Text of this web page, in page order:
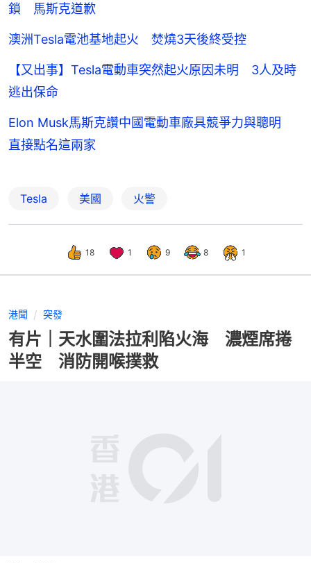
鎖 馬斯克道歉
澳洲Tesla電池基地起火 焚燒3天後終受控
【又出事】Tesla電動車突然起火原因未明 3人及時
逃出保命
Elon Musk馬斯克讚中國電動車廠具競爭力與聰明
直接點名這兩家
Tesla 美國 火警
18 1 9 8 1
港聞 突發
有片｜天水圍法拉利陷火海 濃煙席捲
半空 消防開喉撲救